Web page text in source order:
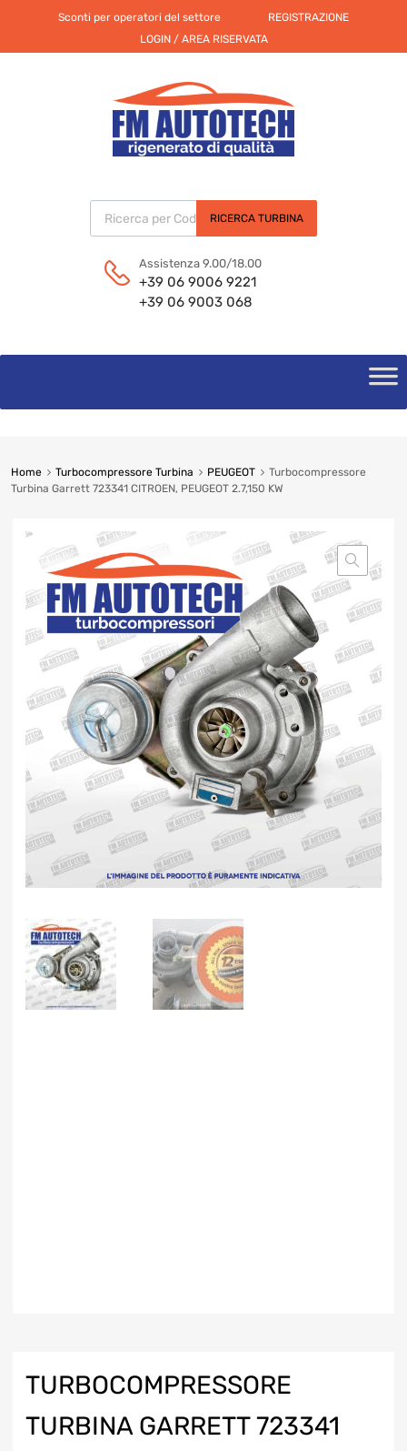
Sconti per operatori del settore
REGISTRAZIONE
LOGIN / AREA RISERVATA
Products search
RICERCA TURBINA
Assistenza 9.00/18.00
+39 06 9006 9221
+39 06 9003 068
content
Home Turbocompressore Turbina PEUGEOT
Turbocompressore
Turbina Garrett 723341 CITROEN, PEUGEOT 2.7,150 KW
TURBOCOMPRESSORE
TURBINA GARRETT 723341